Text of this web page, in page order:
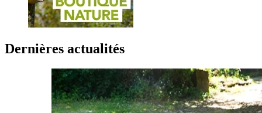
Dernières actualités